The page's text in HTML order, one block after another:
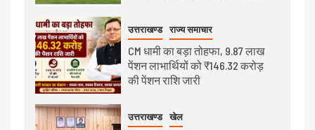
उत्तराखण्ड राज्य समाचार
CM धामी का बड़ा तोहफा, 9.87 लाख
पेंशन लाभार्थियों को ₹146.32 करोड़
की पेंशन राशि जारी
उत्तराखण्ड खेल